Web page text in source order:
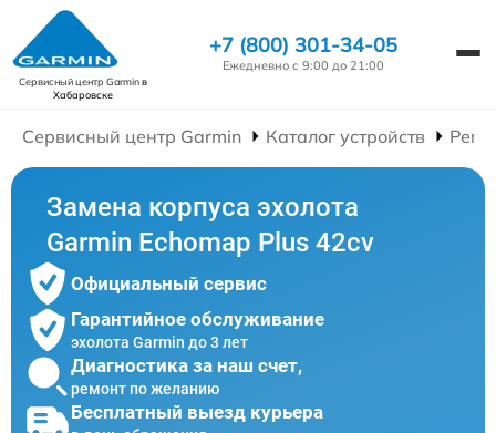
Сервисный центр Garminв
Хабаровске
+7 (800) 301-34-05
Ежедневно с 9:00 до 21:00
Сервисный центр Garmin Каталог устройств
Замена корпуса эхолота
Garmin Echomap Plus 42cv
Официальный сервис
Гарантийное обслуживание
эхолота Garmin до 3 лет
Диагностика за наш счет,
ремонт по желанию
Бесплатный выезд курьера